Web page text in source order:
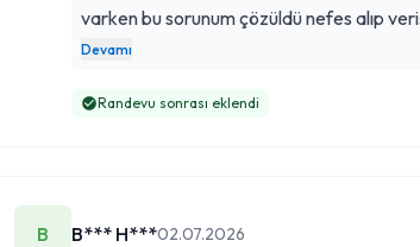
varken bu sorunum çözüldü nefes alıp
Ameliyatımdan tamponlarımın
üzerinden 3 yıl geçmiş olmasına rağmen
Devamı
Randevu sonrası eklendi
B B*** H***02.07.2026